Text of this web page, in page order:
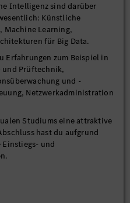
Intelligenz sind darüber
Künstliche
Machine Learning,
für Big Data.
Erfahrungen zum Beispiel in
und Prüftechnik,
und -
Netzwerkadministration
Studiums eine attraktive
hast du aufgrund
und